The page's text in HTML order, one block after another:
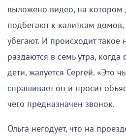
выложено видео, на котором
подбегают к калиткам домов,
убегают. И происходит такое
раздаются в семь утра,
дети, жалуется Сергей. «Это
спрашивает он и просит
чего предназначен звонок.
Ольга негодует, что на